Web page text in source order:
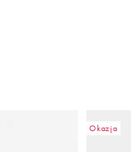
Okazja